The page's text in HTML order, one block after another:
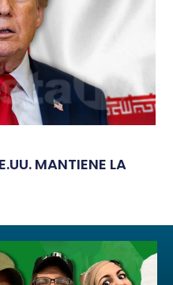
MANTIENE LA